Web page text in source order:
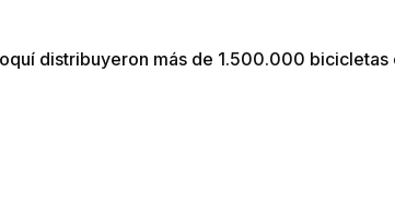
distribuyeron más de 1.500.000